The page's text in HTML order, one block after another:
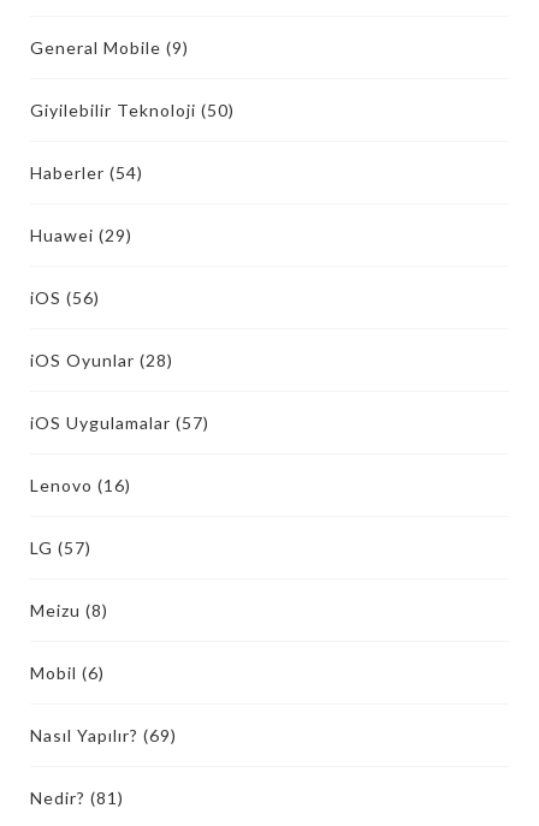
General Mobile (9)
Giyilebilir Teknoloji (50)
Haberler (54)
Huawei (29)
iOS (56)
iOS Oyunlar (28)
iOS Uygulamalar (57)
Lenovo (16)
LG (57)
Meizu (8)
Mobil (6)
Nasıl Yapılır? (69)
Nedir? (81)